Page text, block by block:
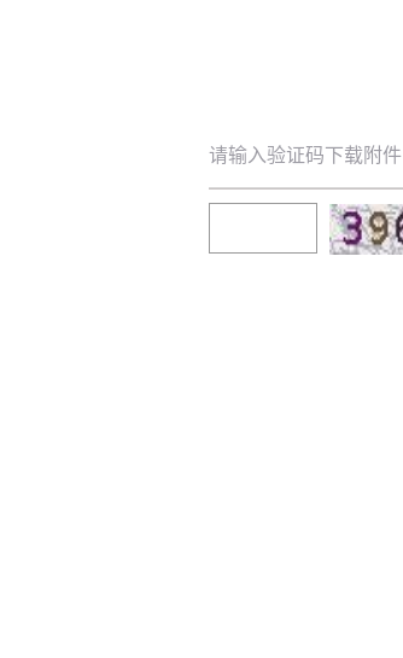
请输入验证码下载附件